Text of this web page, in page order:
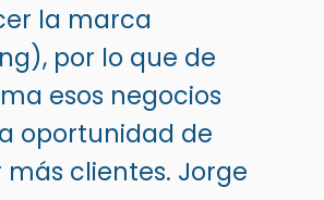
la marca
por lo que de
esos negocios
oportunidad de
clientes. Jorge